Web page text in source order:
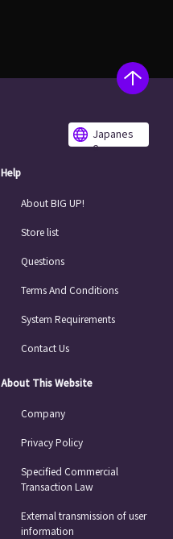
Japanes
e
Help
About BIG UP!
Store list
Questions
Terms And Conditions
System Requirements
Contact Us
About This Website
Company
Privacy Policy
Specified Commercial
Transaction Law
External transmission of user
information